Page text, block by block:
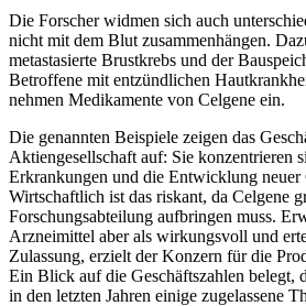
Die Forscher widmen sich auch
nicht mit dem Blut zusammenhängen.
metastasierte Brustkrebs und der
Betroffene mit entzündlichen
nehmen Medikamente von Celgene ein.
Die genannten Beispiele zeigen das
Aktiengesellschaft auf: Sie konzentrieren
Erkrankungen und die Entwicklung neuer
Wirtschaftlich ist das riskant, da Celgene
Forschungsabteilung aufbringen muss.
Arzneimittel aber als wirkungsvoll und
Zulassung, erzielt der Konzern für die
Ein Blick auf die Geschäftszahlen belegt,
in den letzten Jahren einige zugelassene